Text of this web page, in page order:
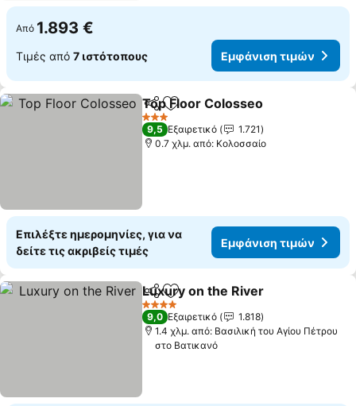
Από 1.893 €
Τιμές από 7 ιστότοπους Εμφάνιση τιμών
Κοινοποίηση
Προσθήκη στα αγαπημένα
Top Floor Colosseo
3 Αστέρια
9,5 Εξαιρετικό
1.721
0.7 χλμ. από: Κολοσσαίο
Επιλέξτε ημερομηνίες, για να
δείτε τις ακριβείς τιμές
Εμφάνιση τιμών
Κοινοποίηση
Προσθήκη στα αγαπημένα
Luxury on the River
4 Αστέρια
9,0 Εξαιρετικό
1.818
1.4 χλμ. από: Βασιλική του Αγίου Πέτρου
στο Βατικανό